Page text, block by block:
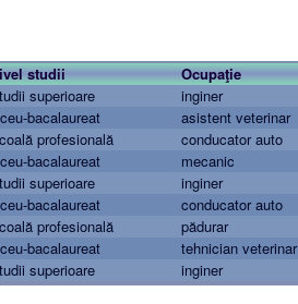
studii
Ocupaţie
superioare
inginer
bacalaureat
asistent veterinar
profesională
conducator auto
bacalaureat
mecanic
superioare
inginer
bacalaureat
conducator auto
profesională
pădurar
bacalaureat
tehnician veterinar
superioare inginer